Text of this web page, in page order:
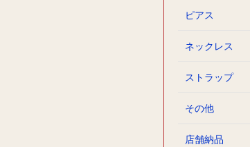
ピアス
ネックレス
ストラップ
その他
店舗納品